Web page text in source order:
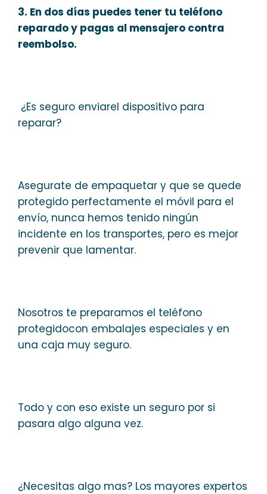
3. En dos días puedes tener tu teléfono
reparado y pagas al mensajero contra
reembolso.
¿Es seguro enviarel dispositivo para
reparar?
Asegurate de empaquetar y que se quede
protegido perfectamente el móvil para el
envío, nunca hemos tenido ningún
incidente en los transportes, pero es mejor
prevenir que lamentar.
Nosotros te preparamos el teléfono
protegidocon embalajes especiales y en
una caja muy seguro.
Todo y con eso existe un seguro por si
pasara algo alguna vez.
¿Necesitas algo mas? Los mayores expertos